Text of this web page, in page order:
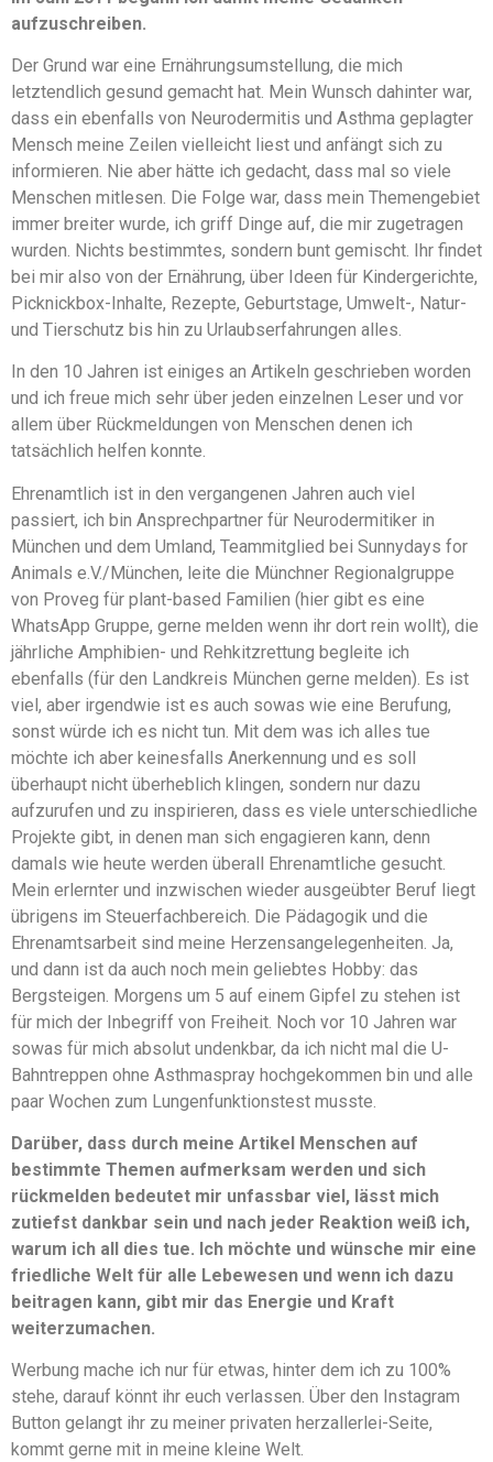
aufzuschreiben.
Der Grund war eine Ernährungsumstellung, die mich
letztendlich gesund gemacht hat. Mein Wunsch dahinter war,
dass ein ebenfalls von Neurodermitis und Asthma geplagter
Mensch meine Zeilen vielleicht liest und anfängt sich zu
informieren. Nie aber hätte ich gedacht, dass mal so viele
Menschen mitlesen. Die Folge war, dass mein Themengebiet
immer breiter wurde, ich griff Dinge auf, die mir zugetragen
wurden. Nichts bestimmtes, sondern bunt gemischt. Ihr findet
bei mir also von der Ernährung, über Ideen für Kindergerichte,
Picknickbox-Inhalte, Rezepte, Geburtstage, Umwelt-, Natur-
und Tierschutz bis hin zu Urlaubserfahrungen alles.
In den 10 Jahren ist einiges an Artikeln geschrieben worden
und ich freue mich sehr über jeden einzelnen Leser und vor
allem über Rückmeldungen von Menschen denen ich
tatsächlich helfen konnte.
Ehrenamtlich ist in den vergangenen Jahren auch viel
passiert, ich bin Ansprechpartner für Neurodermitiker in
München und dem Umland, Teammitglied bei Sunnydays for
Animals e.V./München, leite die Münchner Regionalgruppe
von Proveg für plant-based Familien (hier gibt es eine
WhatsApp Gruppe, gerne melden wenn ihr dort rein wollt), die
jährliche Amphibien- und Rehkitzrettung begleite ich
ebenfalls (für den Landkreis München gerne melden). Es ist
viel, aber irgendwie ist es auch sowas wie eine Berufung,
sonst würde ich es nicht tun. Mit dem was ich alles tue
möchte ich aber keinesfalls Anerkennung und es soll
überhaupt nicht überheblich klingen, sondern nur dazu
aufzurufen und zu inspirieren, dass es viele unterschiedliche
Projekte gibt, in denen man sich engagieren kann, denn
damals wie heute werden überall Ehrenamtliche gesucht.
Mein erlernter und inzwischen wieder ausgeübter Beruf liegt
übrigens im Steuerfachbereich. Die Pädagogik und die
Ehrenamtsarbeit sind meine Herzensangelegenheiten. Ja,
und dann ist da auch noch mein geliebtes Hobby: das
Bergsteigen. Morgens um 5 auf einem Gipfel zu stehen ist
für mich der Inbegriff von Freiheit. Noch vor 10 Jahren war
sowas für mich absolut undenkbar, da ich nicht mal die U-
Bahntreppen ohne Asthmaspray hochgekommen bin und alle
paar Wochen zum Lungenfunktionstest musste.
Darüber, dass durch meine Artikel Menschen auf
bestimmte Themen aufmerksam werden und sich
rückmelden bedeutet mir unfassbar viel, lässt mich
zutiefst dankbar sein und nach jeder Reaktion weiß ich,
warum ich all dies tue. Ich möchte und wünsche mir eine
friedliche Welt für alle Lebewesen und wenn ich dazu
beitragen kann, gibt mir das Energie und Kraft
weiterzumachen.
Werbung mache ich nur für etwas, hinter dem ich zu 100%
stehe, darauf könnt ihr euch verlassen. Über den Instagram
Button gelangt ihr zu meiner privaten herzallerlei-Seite,
kommt gerne mit in meine kleine Welt.